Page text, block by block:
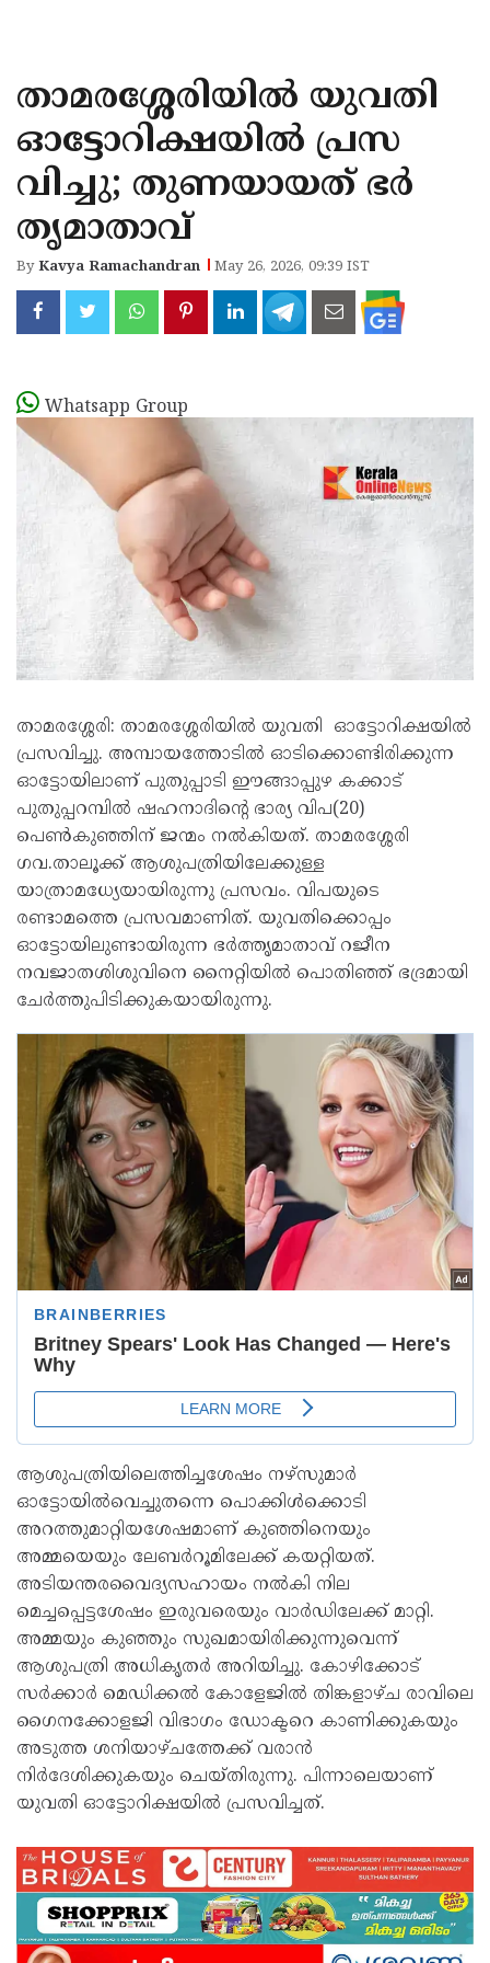
KANNUR
KASARAGOD
താമരശ്ശേരിയിൽ യുവതി
ഓട്ടോറിക്ഷയിൽ പ്രസ
വിച്ചു; തുണയായത് ഭർ
തൃമാതാവ്
ByKavya Ramachandran May 26, 2026, 09:39 IST
Whatsapp Group
താമരശ്ശേരി: താമരശ്ശേരിയിൽ യുവതി ഓട്ടോറിക്ഷയിൽ
പ്രസവിച്ചു. അമ്പായത്തോടിൽ ഓടിക്കൊണ്ടിരിക്കുന്ന
ഓട്ടോയിലാണ് പുതുപ്പാടി ഈങ്ങാപ്പുഴ കക്കാട്
പുതുപ്പറമ്പിൽ ഷഹനാദിന്റെ ഭാര്യ വിപ(20)
പെൺകുഞ്ഞിന് ജന്മം നൽകിയത്. താമരശ്ശേരി
ഗവ.താലൂക്ക് ആശുപത്രിയിലേക്കുള്ള
യാത്രാമധ്യേയായിരുന്നു പ്രസവം. വിപയുടെ
രണ്ടാമത്തെ പ്രസവമാണിത്. യുവതിക്കൊപ്പം
ഓട്ടോയിലുണ്ടായിരുന്ന ഭർത്തൃമാതാവ് റജീന
നവജാതശിശുവിനെ നൈറ്റിയിൽ പൊതിഞ്ഞ് ഭദ്രമായി
ചേർത്തുപിടിക്കുകയായിരുന്നു.
ആശുപത്രിയിലെത്തിച്ചശേഷം നഴ്‌സുമാർ
ഓട്ടോയിൽവെച്ചുതന്നെ പൊക്കിൾക്കൊടി
അറത്തുമാറ്റിയശേഷമാണ് കുഞ്ഞിനെയും
അമ്മയെയും ലേബർറൂമിലേക്ക് കയറ്റിയത്.
അടിയന്തരവൈദ്യസഹായം നൽകി നില
മെച്ചപ്പെട്ടശേഷം ഇരുവരെയും വാർഡിലേക്ക് മാറ്റി.
അമ്മയും കുഞ്ഞും സുഖമായിരിക്കുന്നുവെന്ന്
ആശുപത്രി അധികൃതർ അറിയിച്ചു. കോഴിക്കോട്
സർക്കാർ മെഡിക്കൽ കോളേജിൽ തിങ്കളാഴ്ച രാവിലെ
ഗൈനക്കോളജി വിഭാഗം ഡോക്ടറെ കാണിക്കുകയും
അടുത്ത ശനിയാഴ്ചത്തേക്ക് വരാൻ
നിർദേശിക്കുകയും ചെയ്തിരുന്നു. പിന്നാലെയാണ്
യുവതി ഓട്ടോറിക്ഷയിൽ പ്രസവിച്ചത്.